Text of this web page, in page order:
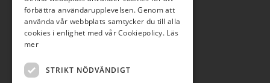
förbättra användarupplevelsen. Genom att
använda vår webbplats samtycker du till alla
cookies i enlighet med vår Cookiepolicy. Läs
mer
STRIKT NÖDVÄNDIGT